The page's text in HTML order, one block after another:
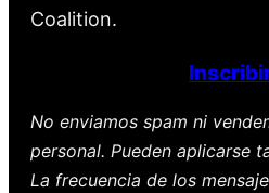
Coalition.
No enviamos spam ni
personal. Pueden aplicarse
La frecuencia de los